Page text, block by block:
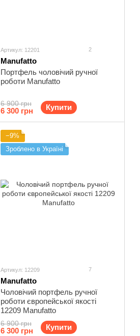
Артикул: 12201 2
Manufatto
Портфель чоловічий ручної
роботи Manufatto
6 900 грн
6 300 грн Купити
−9%
Зроблено в Україні
Артикул: 12209 7
Manufatto
Чоловічий портфель ручної
роботи європейської якості
12209 Manufatto
6 900 грн
6 300 грн Купити